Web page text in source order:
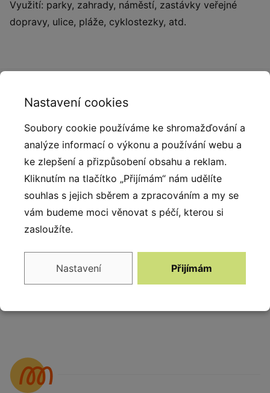
Využití: parky, zahrady, náměstí, zastávky veřejné
dopravy, ulice, pláže, cyklostezky, atd.
Alternativy
Litinová lavička
Skladem
Lavička z
recyklovaného
180 cm BEN-
Skladem
Nastavení cookies
Soubory cookie používáme ke shromažďování a
analýze informací o výkonu a používání webu a
ke zlepšení a přizpůsobení obsahu a reklam.
Kliknutím na tlačítko „Přijímám“ nám udělíte
souhlas s jejich sběrem a zpracováním a my se
vám budeme moci věnovat s péčí, kterou si
zasloužíte.
Nastavení Přijímám